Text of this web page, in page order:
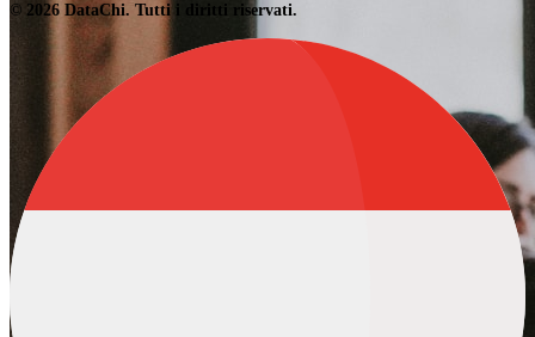
© 2026 DataChi. Tutti i diritti riservati.